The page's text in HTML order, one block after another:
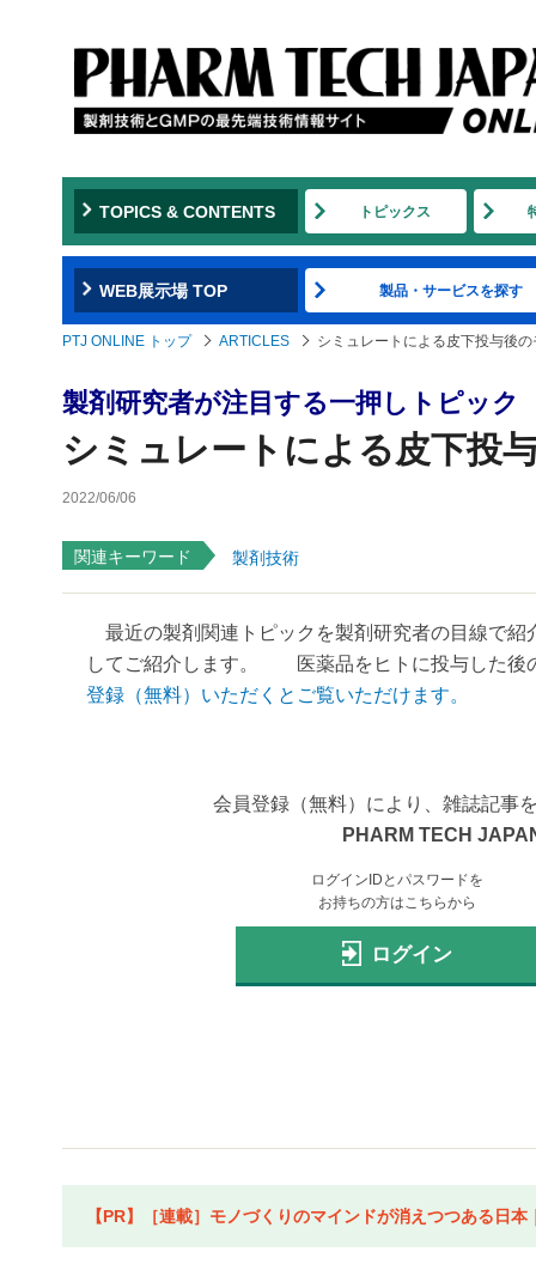
TOPICS & CONTENTS トピックス
WEB展示場 TOP 製品・サービスを探す
PTJ ONLINE トップ ARTICLES シミュレートによる皮下投与後
製剤研究者が注目する一押しトピック
シミュレートによる皮下投
2022/06/06
関連キーワード 製剤技術
最近の製剤関連トピックを製剤研究者の目線で紹
してご紹介します。 医薬品をヒトに投与した後
登録（無料）いただくとご覧いただけます。
会員登録（無料）により、雑誌記事
PHARM TECH
ログインIDとパスワードを
お持ちの方はこちらから
ログイン
【PR】［連載］モノづくりのマインドが消えつつある日